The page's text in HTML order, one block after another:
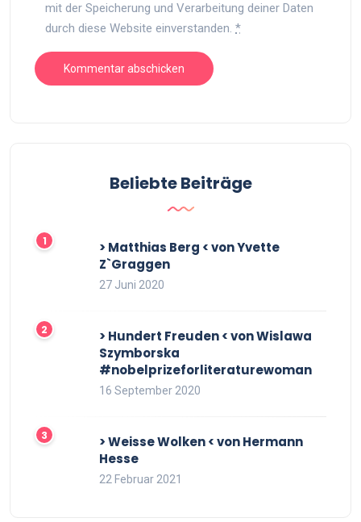
mit der Speicherung und Verarbeitung deiner Daten
durch diese Website einverstanden. *
Beliebte Beiträge
> Matthias Berg < von Yvette
Z`Graggen
27 Juni 2020
> Hundert Freuden < von Wislawa
Szymborska
#nobelprizeforliteraturewoman
16 September 2020
> Weisse Wolken < von Hermann
Hesse
22 Februar 2021